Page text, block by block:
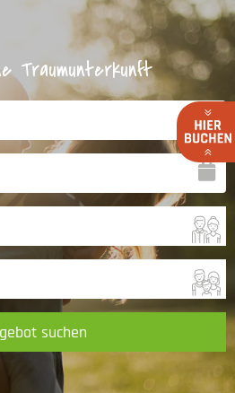
Traumunterkunft
suchen